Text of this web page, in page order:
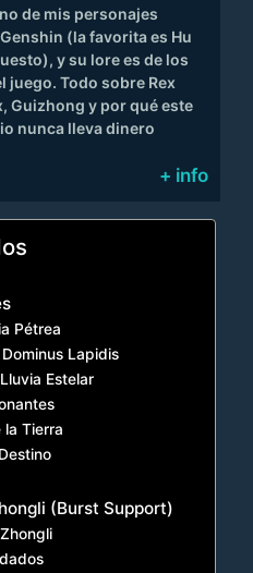
de mis personajes
(la favorita es Hu
y su lore es de los
juego. Todo sobre Rex
Guizhong y por qué este
nunca lleva dinero
+ info
Pétrea
Lapidis
Estelar
la Tierra
(Burst Support)